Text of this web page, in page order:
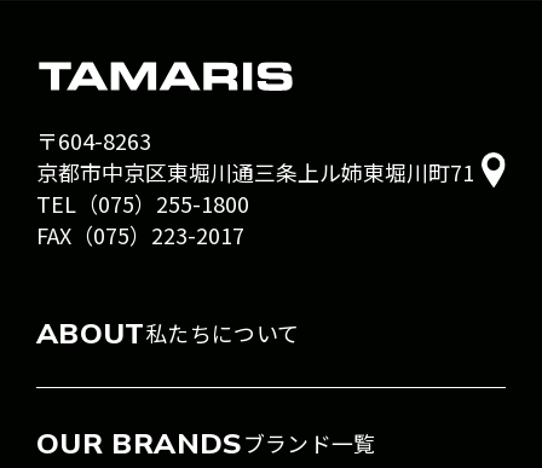
〒604-8263
京都市中京区東堀川通三条上ル姉東堀川町71
TEL（075）255-1800
FAX（075）223-2017
ABOUT私たちについて
OUR BRANDSブランド一覧